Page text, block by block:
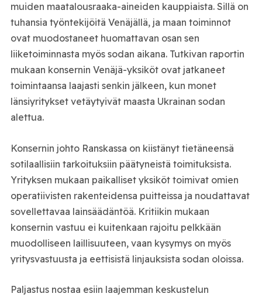
muiden maatalousraaka-aineiden kauppiaista. Sillä on
tuhansia työntekijöitä Venäjällä, ja maan toiminnot
ovat muodostaneet huomattavan osan sen
liiketoiminnasta myös sodan aikana. Tutkivan raportin
mukaan konsernin Venäjä-yksiköt ovat jatkaneet
toimintaansa laajasti senkin jälkeen, kun monet
länsiyritykset vetäytyivät maasta Ukrainan sodan
alettua.
Konsernin johto Ranskassa on kiistänyt tietäneensä
sotilaallisiin tarkoituksiin päätyneistä toimituksista.
Yrityksen mukaan paikalliset yksiköt toimivat omien
operatiivisten rakenteidensa puitteissa ja noudattavat
sovellettavaa lainsäädäntöä. Kritiikin mukaan
konsernin vastuu ei kuitenkaan rajoitu pelkkään
muodolliseen laillisuuteen, vaan kysymys on myös
yritysvastuusta ja eettisistä linjauksista sodan oloissa.
Paljastus nostaa esiin laajemman keskustelun